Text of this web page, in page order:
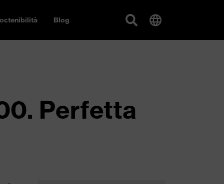
Blog
Perfetta